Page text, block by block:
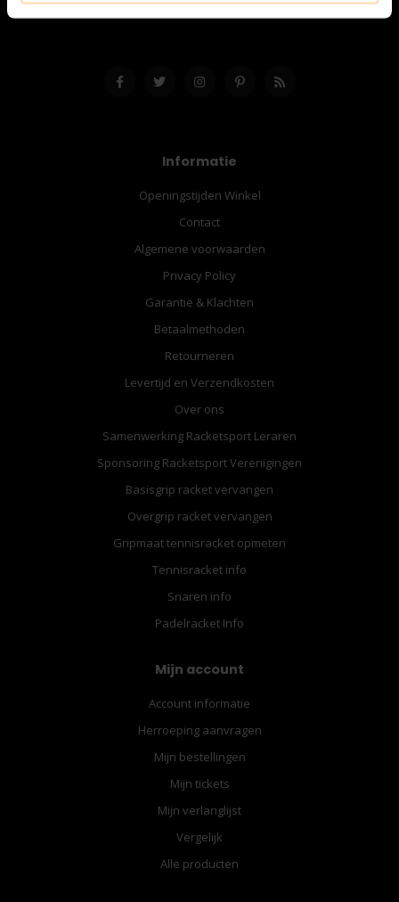
info@bespanracket.nl
Informatie
Openingstijden Winkel
Contact
Algemene voorwaarden
Privacy Policy
Garantie & Klachten
Betaalmethoden
Retourneren
Levertijd en Verzendkosten
Over ons
Samenwerking Racketsport Leraren
Sponsoring Racketsport Verenigingen
Basisgrip racket vervangen
Overgrip racket vervangen
Gripmaat tennisracket opmeten
Tennisracket info
Snaren info
Padelracket Info
Mijn account
Account informatie
Herroeping aanvragen
Mijn bestellingen
Mijn tickets
Mijn verlanglijst
Vergelijk
Alle producten